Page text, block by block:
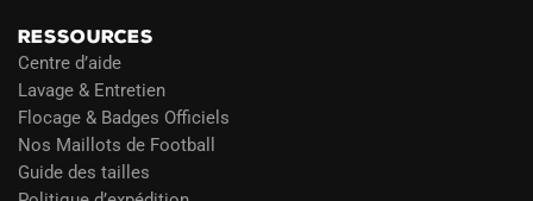
RESSOURCES
Centre d’aide
Lavage & Entretien
Flocage & Badges Officiels
Nos Maillots de Football
Guide des tailles